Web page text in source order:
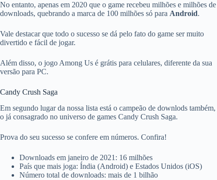
No entanto, apenas em 2020 que o game recebeu milhões e milhões de
downloads, quebrando a marca de 100 milhões só para Android.
Vale destacar que todo o sucesso se dá pelo fato do game ser muito
divertido e fácil de jogar.
Além disso, o jogo Among Us é grátis para celulares, diferente da sua
versão para PC.
Candy Crush Saga
Em segundo lugar da nossa lista está o campeão de downlods também,
o já consagrado no universo de games Candy Crush Saga.
Prova do seu sucesso se confere em números. Confira!
Downloads em janeiro de 2021: 16 milhões
País que mais joga: Índia (Android) e Estados Unidos (iOS)
Número total de downloads: mais de 1 bilhão